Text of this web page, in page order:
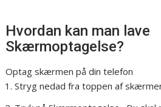
Hvordan kan man lave
Skærmoptagelse?
Optag skærmen på din telefon
Stryg nedad fra toppen af